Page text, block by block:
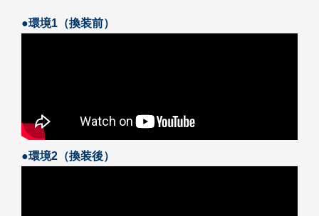
●環境1（換装前）
●環境2（換装後）